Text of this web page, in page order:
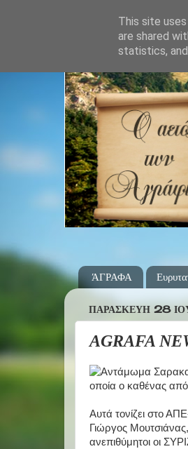
ΆΓΡΑΦΑ
ΠΑΡΑΣΚΕΥΉ 28
AGRAFA
οποία ο καθένας από
Αυτά τονίζει στο
Γιώργος
ανεπιθύμητοι οι
This site
are shared
statistics,